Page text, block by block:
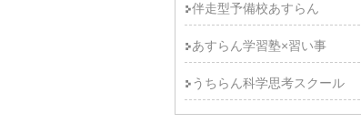
伴走型予備校あすらん
あすらん学習塾×習い事
うちらん科学思考スクール